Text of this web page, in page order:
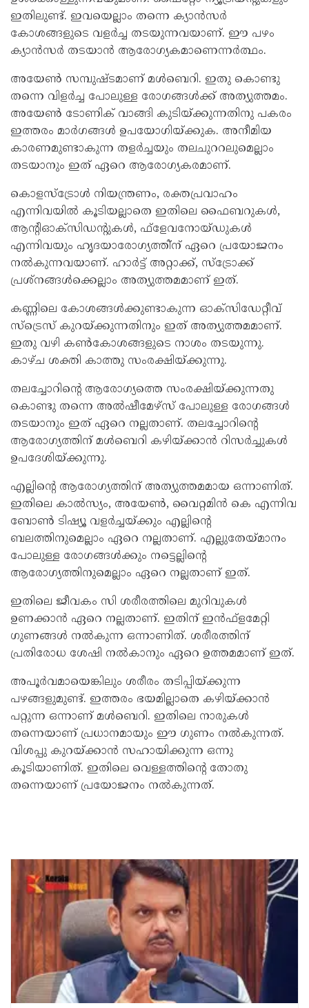
ഇതിലുണ്ട്. ഇവയെല്ലാം തന്നെ ക്യാൻസർ
കോശങ്ങളുടെ വളർച്ച തടയുന്നവയാണ്. ഈ പഴം
ക്യാൻസർ തടയാൻ ആരോഗ്യകമാണെന്നർത്ഥം.
അയേൺ സമ്പുഷ്ടമാണ് മൾബെറി. ഇതു കൊണ്ടു
തന്നെ വിളർച്ച പോലുള്ള രോഗങ്ങൾക്ക് അത്യുത്തമം.
അയേൺ ടോണിക് വാങ്ങി കുടിയ്ക്കുന്നതിനു പകരം
ഇത്തരം മാർഗങ്ങൾ ഉപയോഗിയ്ക്കുക. അനീമിയ
കാരണമുണ്ടാകുന്ന തളർച്ചയും തലചുററലുമെല്ലാം
തടയാനും ഇത് ഏറെ ആരോഗ്യകരമാണ്.
കൊളസ്‌ട്രോൾ നിയന്ത്രണം, രക്തപ്രവാഹം
എന്നിവയിൽ കൂടിയല്ലാതെ ഇതിലെ ഫൈബറുകൾ,
ആന്റിഓക്‌സിഡന്റുകൾ, ഫ്‌ളേവനോയ്ഡുകൾ
എന്നിവയും ഹൃദയാരോഗ്യത്തി്‌ന് ഏറെ പ്രയോജനം
നൽകുന്നവയാണ്. ഹാർട്ട് അറ്റാക്ക്, സ്‌ട്രോക്ക്
പ്രശ്‌നങ്ങൾക്കെല്ലാം അത്യുത്തമമാണ് ഇത്.
കണ്ണിലെ കോശങ്ങൾക്കുണ്ടാകുന്ന ഓക്‌സിഡേറ്റീവ്
സ്‌ട്രെസ് കുറയ്ക്കുന്നതിനും ഇത് അത്യുത്തമമാണ്.
ഇതു വഴി കൺകോശങ്ങളുടെ നാശം തടയുന്നു.
കാഴ്ച ശക്തി കാത്തു സംരക്ഷിയ്ക്കുന്നു.
തലച്ചോറിന്റെ ആരോഗ്യത്തെ സംരക്ഷിയ്ക്കുന്നതു
കൊണ്ടു തന്നെ അൽഷീമേഴ്‌സ് പോലുള്ള രോഗങ്ങൾ
തടയാനും ഇത് ഏറെ നല്ലതാണ്. തലച്ചോറിന്റെ
ആരോഗ്യത്തിന് മൾബെറി കഴിയ്ക്കാൻ റിസർച്ചുകൾ
ഉപദേശിയ്ക്കുന്നു.
എല്ലിന്റെ ആരോഗ്യത്തിന് അത്യുത്തമമായ ഒന്നാണിത്.
ഇതിലെ കാൽസ്യം, അയേൺ, വൈറ്റമിൻ കെ എന്നിവ
ബോൺ ടിഷ്യൂ വളർച്ചയ്ക്കും എല്ലിന്റെ
ബലത്തിനുമെല്ലാം ഏറെ നല്ലതാണ്. എല്ലുതേയ്മാനം
പോലുള്ള രോഗങ്ങൾക്കും നട്ടെല്ലിന്റെ
ആരോഗ്യത്തിനുമെല്ലാം ഏറെ നല്ലതാണ് ഇത്.
ഇതിലെ ജീവകം സി ശരീരത്തിലെ മുറിവുകൾ
ഉണക്കാൻ ഏറെ നല്ലതാണ്. ഇതിന് ഇൻഫ്‌ളമേറ്റി
ഗുണങ്ങൾ നൽകുന്ന ഒന്നാണിത്. ശരീരത്തിന്
പ്രതിരോധ ശേഷി നൽകാനും ഏറെ ഉത്തമമാണ് ഇത്.
അപൂർവമായെങ്കിലും ശരീരം തടിപ്പിയ്ക്കുന്ന
പഴങ്ങളുമുണ്ട്. ഇത്തരം ഭയമില്ലാതെ കഴിയ്ക്കാൻ
പറ്റുന്ന ഒന്നാണ് മൾബെറി. ഇതിലെ നാരുകൾ
തന്നെയാണ് പ്രധാനമായും ഈ ഗുണം നൽകുന്നത്.
വിശപ്പു കുറയ്ക്കാൻ സഹായിക്കുന്ന ഒന്നു
കൂടിയാണിത്. ഇതിലെ വെള്ളത്തിന്റെ തോതു
തന്നെയാണ് പ്രയോജനം നൽകുന്നത്.